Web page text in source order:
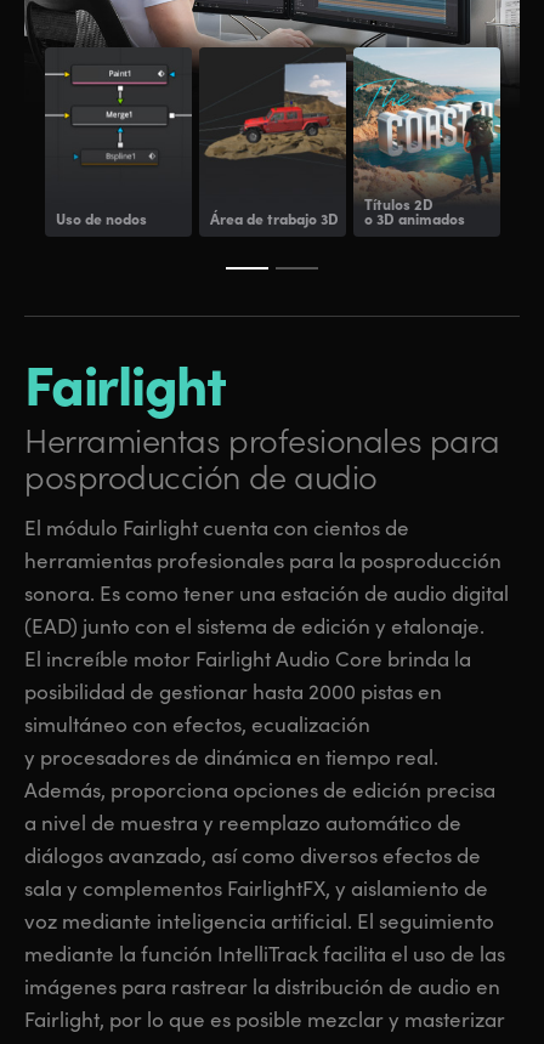
Uso de nodos Área de trabajo 3D
Títulos 2D
o 3D animados
Fairlight
Herramientas profesionales para
posproducción de audio
El módulo Fairlight cuenta con cientos de
herramientas profesionales para la posproducción
sonora. Es como tener una estación de audio digital
(EAD) junto con el sistema de edición y etalonaje.
El increíble motor Fairlight Audio Core brinda la
posibilidad de gestionar hasta 2000 pistas en
simultáneo con efectos, ecualización
y procesadores de dinámica en tiempo real.
Además, proporciona opciones de edición precisa
a nivel de muestra y reemplazo automático de
diálogos avanzado, así como diversos efectos de
sala y complementos FairlightFX, y aislamiento de
voz mediante inteligencia artificial. El seguimiento
mediante la función IntelliTrack facilita el uso de las
imágenes para rastrear la distribución de audio en
Fairlight, por lo que es posible mezclar y masterizar